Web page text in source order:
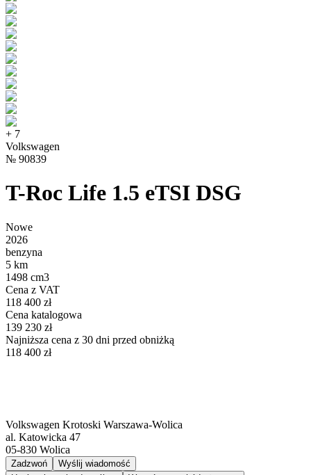
+ 7
Volkswagen
№ 90839
T-Roc Life 1.5 eTSI DSG
Nowe
2026
benzyna
5 km
1498 cm3
Cena z VAT
118 400 zł
Cena katalogowa
139 230 zł
Najniższa cena z 30 dni przed obniżką
118 400 zł
Volkswagen Krotoski Warszawa-Wolica
al. Katowicka 47
05-830 Wolica
Zadzwoń
Wyślij wiadomość